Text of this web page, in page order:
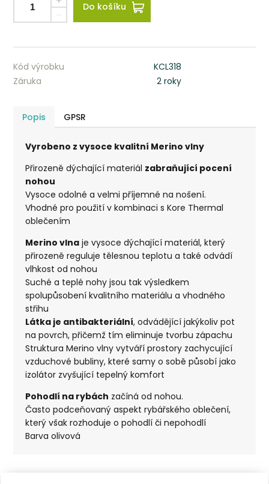
Do košíku
Kód výrobku
KCL318
Záruka
2 roky
Popis GPSR
Vyrobeno z vysoce kvalitní Merino vlny
Přirozeně dýchající materiál zabraňující pocení
nohou
Vysoce odolné a velmi příjemné na nošení.
Vhodné pro použití v kombinaci s Kore Thermal
oblečením
Merino vlna je vysoce dýchající materiál, který
přirozeně reguluje tělesnou teplotu a také odvádí
vlhkost od nohou
Suché a teplé nohy jsou tak výsledkem
spolupůsobení kvalitního materiálu a vhodného
střihu
Látka je antibakteriální, odvádějící jakýkoliv pot
na povrch, přičemž tím eliminuje tvorbu zápachu
Struktura Merino vlny vytváří prostory zachycující
vzduchové bubliny, které samy o sobě působí jako
izolátor zvyšující tepelný komfort
Pohodlí na rybách začíná od nohou.
Často podceňovaný aspekt rybářského oblečení,
který však rozhoduje o pohodlí či nepohodlí
Barva olivová